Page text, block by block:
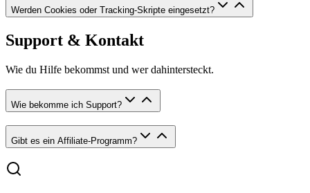
Werden Cookies oder Tracking-Skripte eingesetzt?
Support & Kontakt
Wie du Hilfe bekommst und wer dahintersteckt.
Wie bekomme ich Support?
Gibt es ein Affiliate-Programm?